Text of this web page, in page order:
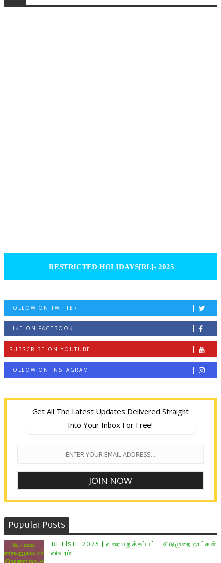
RESTRICTED HOLIDAYS[RL]- 2025
FOLLOW ON TWITTER
LIKE ON FACEBOOK
SUBSCRIBE ON YOUTUBE
FOLLOW ON INSTAGRAM
Get All The Latest Updates Delivered Straight
Into Your Inbox For Free!
Popular Posts
RL List - 2025 | வரையறுக்கப்பட்ட விடுமுறை நாட்கள்
விவரம் :